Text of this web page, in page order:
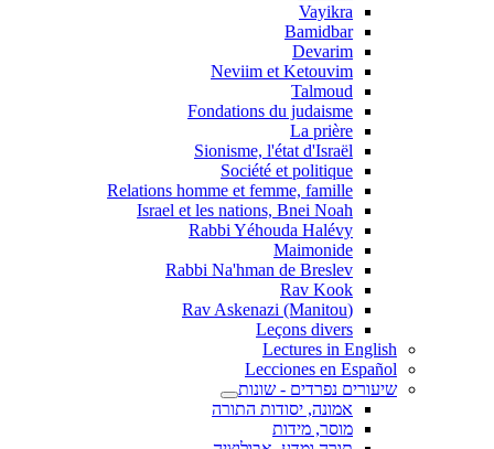
Vayikra
Bamidbar
Devarim
Neviim et Ketouvim
Talmoud
Fondations du judaisme
La prière
Sionisme, l'état d'Israël
Société et politique
Relations homme et femme, famille
Israel et les nations, Bnei Noah
Rabbi Yéhouda Halévy
Maimonide
Rabbi Na'hman de Breslev
Rav Kook
(Rav Askenazi (Manitou
Leçons divers
Lectures in English
Lecciones en Español
שיעורים נפרדים - שונות
אמונה, יסודות התורה
מוסר, מידות